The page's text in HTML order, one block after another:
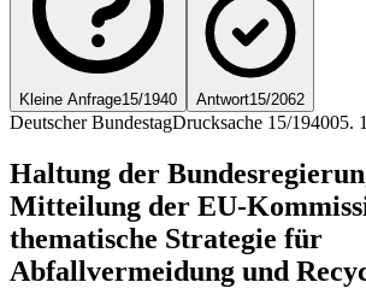
Kleine Anfrage15/1940 Antwort15/2062
Deutscher BundestagDrucksache 15/194005.
Haltung der
Mitteilung der EU-
thematische Strategie für
Abfallvermeidung und